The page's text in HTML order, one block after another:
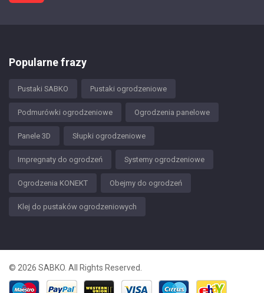
Popularne frazy
Pustaki SABKO Pustaki ogrodzeniowe
Podmurówki ogrodzeniowe Ogrodzenia panelowe
Panele 3D Słupki ogrodzeniowe
Impregnaty do ogrodzeń Systemy ogrodzeniowe
Ogrodzenia KONEKT Obejmy do ogrodzeń
Klej do pustaków ogrodzeniowych
© 2026 SABKO. All Rights Reserved.